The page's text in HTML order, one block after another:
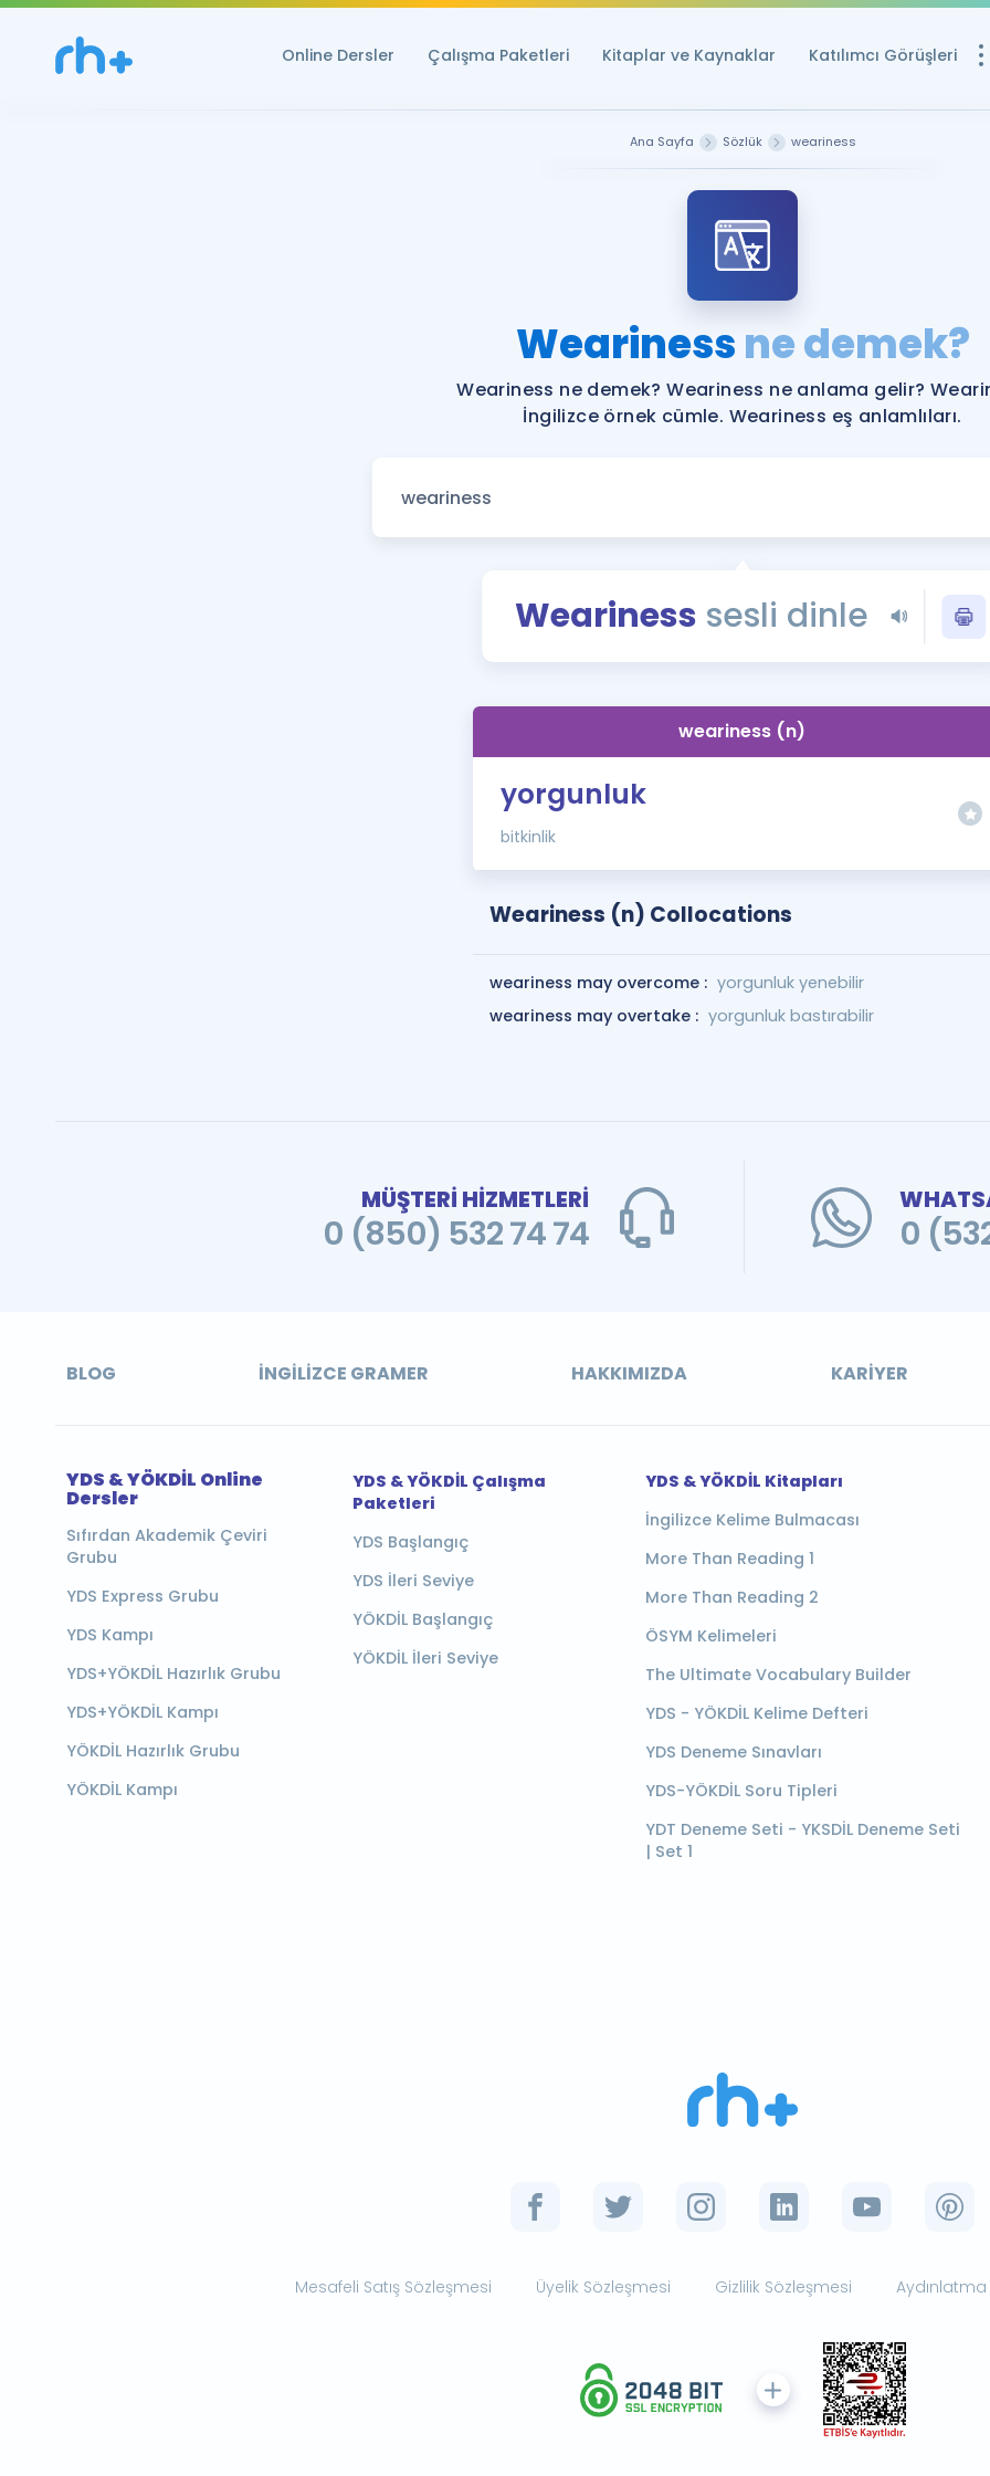
Online Dersler Çalışma Paketleri Kitaplar ve Kaynaklar Katılımcı Görüşleri
YDS ve YÖKDİL
YDS ve YÖKDİL'e
Tüm ÖSYM
YDS - YÖKDİL
İngilizce
Ana Sayfa Sözlük weariness
Wearinessne demek?
Weariness ne demek? Weariness ne anlama gelir?
İngilizce örnek cümle. Weariness eş anlamlıları.
Weariness sesli dinle
weariness (n)
yorgunluk
bitkinlik
Weariness (n) Collocations
weariness may overcome : yorgunluk yenebilir
weariness may overtake : yorgunluk bastırabilir
MÜŞTERİ HİZMETLERİ
0 (850) 532 74 74 0
BLOG İNGILIZCE GRAMER HAKKIMIZDA KARIYER
YDS & YÖKDİL Online
Dersler
Sıfırdan Akademik Çeviri
Grubu
YDS Express Grubu
YDS Kampı
YDS+YÖKDİL Hazırlık Grubu
YDS+YÖKDİL Kampı
YÖKDİL Hazırlık Grubu
YÖKDİL Kampı
YDS & YÖKDİL Çalışma
Paketleri
YDS Başlangıç
YDS İleri Seviye
YÖKDİL Başlangıç
YÖKDİL İleri Seviye
YDS & YÖKDİL Kitapları
İngilizce Kelime Bulmacası
More Than Reading 1
More Than Reading 2
ÖSYM Kelimeleri
The Ultimate Vocabulary Builder
YDS - YÖKDİL Kelime Defteri
YDS Deneme Sınavları
YDS-YÖKDİL Soru Tipleri
YDT Deneme Seti - YKSDİL Deneme Seti
| Set 1
Mesafeli Satış Sözleşmesi Üyelik Sözleşmesi Gizlilik Sözleşmesi